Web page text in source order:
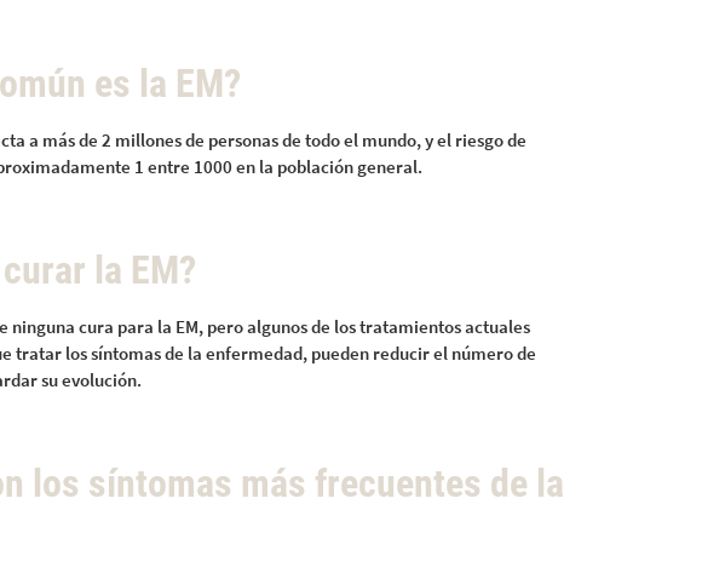
es la EM?
a más de 2 millones de personas de todo el mundo, y el riesgo de
1 entre 1000 en la población general.
la EM?
ninguna cura para la EM, pero algunos de los tratamientos actuales
tratar los síntomas de la enfermedad, pueden reducir el número de
su evolución.
los síntomas más frecuentes de la